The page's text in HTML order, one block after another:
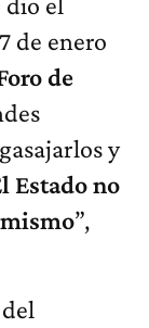
de enero
de
y
Estado no
”,